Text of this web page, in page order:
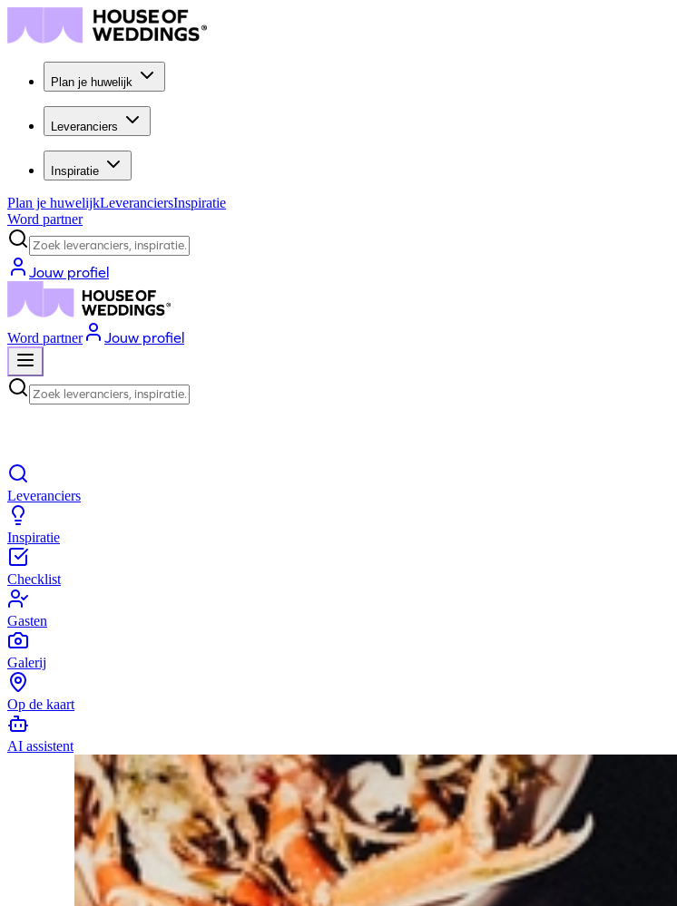
Plan je huwelijk
Leveranciers
Inspiratie
Plan je huwelijkLeveranciersInspiratie
Word partner
Zoek leveranciers, inspiratie...
Jouw profiel
Word partner Jouw profiel
Zoek leveranciers, inspiratie...
Leveranciers
Inspiratie
Checklist
Gasten
Galerij
Op de kaart
AI assistent